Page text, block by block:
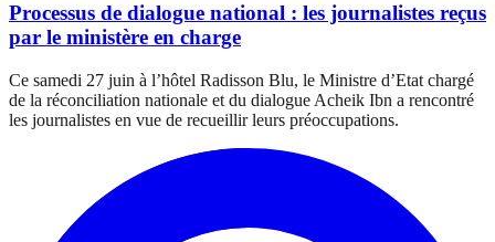
Processus de dialogue national : les journalistes reçus
par le ministère en charge
Ce samedi 27 juin à l’hôtel Radisson Blu, le Ministre d’Etat chargé
de la réconciliation nationale et du dialogue Acheik Ibn a rencontré
les journalistes en vue de recueillir leurs préoccupations.